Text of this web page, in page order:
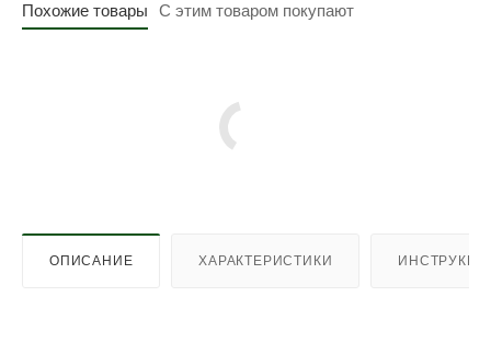
Похожие товары С этим товаром покупают
ОПИСАНИЕ ХАРАКТЕРИСТИКИ